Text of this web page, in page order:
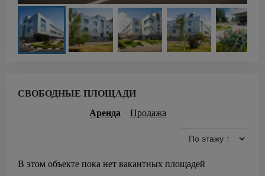
СВОБОДНЫЕ ПЛОЩАДИ
Аренда
Продажа
В этом объекте пока нет вакантных площадей